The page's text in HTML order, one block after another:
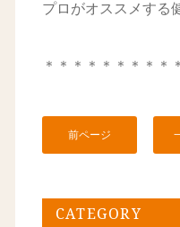
プロがオススメする
＊＊＊＊＊＊＊＊＊
前ページ
CATEGORY